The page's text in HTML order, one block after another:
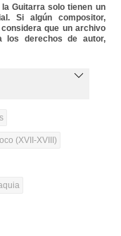
Guitarra solo tienen un
Si algún compositor,
que un archivo
los derechos de autor,
(XVII-XVIII)